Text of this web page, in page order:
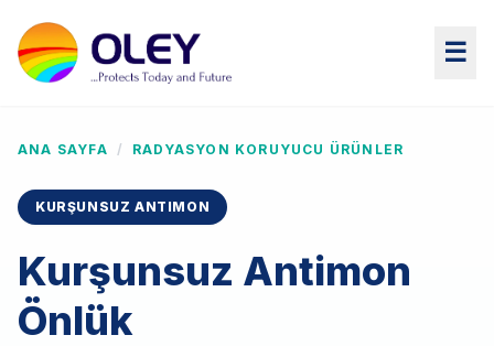
☰
ANA SAYFA / RADYASYON KORUYUCU ÜRÜNLER
KURŞUNSUZ ANTIMON
Kurşunsuz Antimon
Önlük